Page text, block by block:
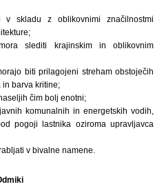
skladu z oblikovnimi značilnostmi
slediti krajinskim in oblikovnim
biti prilagojeni streham obstoječih
in barva kritine;
čim bolj enotni;
komunalnih in energetskih vodih,
pogoji lastnika oziroma upravljavca
v bivalne namene.